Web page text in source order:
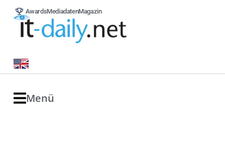
AwardsMediadatenMagazin
Menü